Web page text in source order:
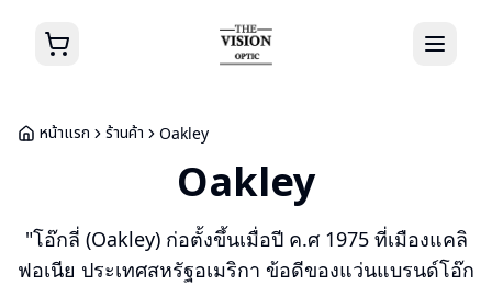
หน้าแรก ร้านค้า Oakley
Oakley
"โอ๊กลี่ (Oakley) ก่อตั้งขึ้นเมื่อปี ค.ศ 1975 ที่เมืองแคลิ
ฟอเนีย ประเทศสหรัฐอเมริกา ข้อดีของแว่นแบรนด์โอ๊ก